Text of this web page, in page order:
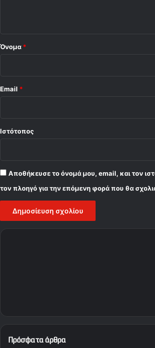
Όνομα *
Email *
Ιστότοπος
Αποθήκευσε το όνομά μου, email, και τον
τον πλοηγό για την επόμενη φορά που θα
Πρόσφατα άρθρα